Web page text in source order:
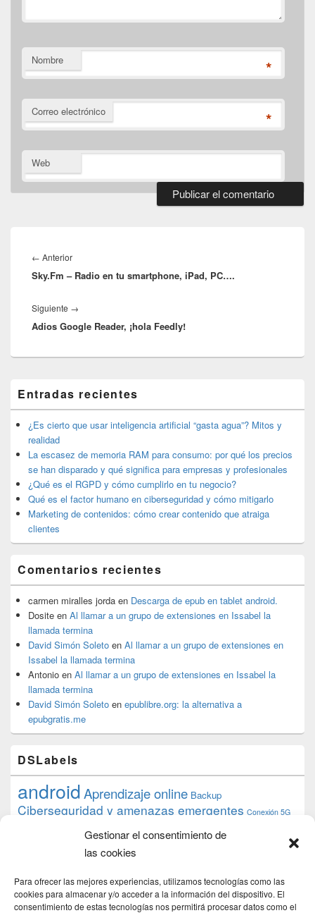
Gestionar el consentimiento de
las cookies
Para ofrecer las mejores experiencias, utilizamos tecnologías como las
cookies para almacenar y/o acceder a la información del dispositivo. El
consentimiento de estas tecnologías nos permitirá procesar datos como el
Nombre *
Correo electrónico *
Web
de
entradas
← AnteriorEntrada
anterior:
Sky.Fm – Radio en tu smartphone, iPad, PC….
Siguiente →
siguiente:
Adios Google Reader, ¡hola Feedly!
área
de
widget
barra
lateral
primaria
Entradas recientes
¿Es cierto que usar inteligencia artificial “gasta agua”? Mitos y
realidad
La escasez de memoria RAM para consumo: por qué los precios
se han disparado y qué significa para empresas y profesionales
¿Qué es el RGPD y cómo cumplirlo en tu negocio?
Qué es el factor humano en ciberseguridad y cómo mitigarlo
Marketing de contenidos: cómo crear contenido que atraiga
clientes
Comentarios recientes
carmen miralles jorda en Descarga de epub en tablet android.
Dosite en Al llamar a un grupo de extensiones en Issabel la
llamada termina
David Simón Soleto en Al llamar a un grupo de extensiones en
Issabel la llamada termina
Antonio en Al llamar a un grupo de extensiones en Issabel la
llamada termina
David Simón Soleto en epublibre.org: la alternativa a
epubgratis.me
DSLabels
androidAprendizaje online Backup
Ciberseguridad y amenazas emergentes Conexión 5G
datos debian desarrollo web
Formación Google
iphone
proyecto PS4 python Raspberryraspberrypi
raspbian review Servidor Web Sostenibilidad